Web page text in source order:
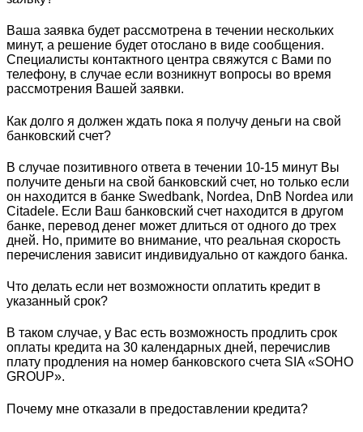
Ваша заявка будет рассмотрена в течении нескольких
минут, а решение будет отослано в виде сообщения.
Специалисты контактного центра свяжутся с Вами по
телефону, в случае если возникнут вопросы во время
рассмотрения Вашей заявки.
Как долго я должен ждать пока я получу деньги на свой
банковский счет?
В случае позитивного ответа в течении 10-15 минут Вы
получите деньги на свой банковский счет, но только если
он находится в банке Swedbank, Nordea, DnB Nordea или
Citadele. Если Ваш банковский счет находится в другом
банке, перевод денег может длиться от одного до трех
дней. Но, примите во внимание, что реальная скорость
перечисления зависит индивидуально от каждого банка.
Что делать если нет возможности оплатить кредит в
указанный срок?
В таком случае, у Вас есть возможность продлить срок
оплаты кредита на 30 календарных дней, перечислив
плату продления на номер банковского счета SIA «SOHO
GROUP».
Почему мне отказали в предоставлении кредита?